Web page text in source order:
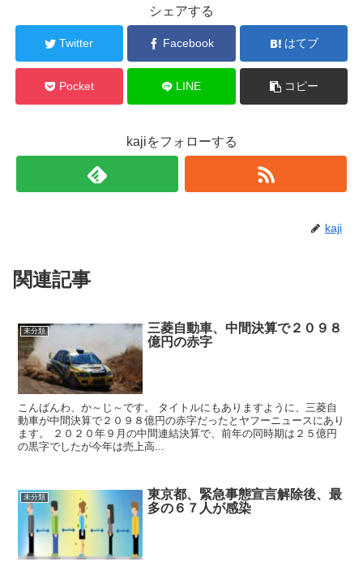
シェアする
Twitter Facebook はてブ
Pocket LINE コピー
kajiをフォローする
kaji
関連記事
未分類
三菱自動車、中間決算で２０９８
億円の赤字
こんばんわ、か～じ～です。 タイトルにもありますように、三菱自
動車が中間決算で２０９８億円の赤字だったとヤフーニュースにあり
ます。 ２０２０年９月の中間連結決算で、前年の同時期は２５億円
の黒字でしたが今年は売上高...
未分類
東京都、緊急事態宣言解除後、最
多の６７人が感染